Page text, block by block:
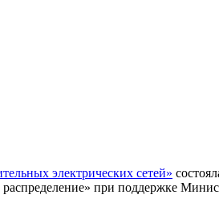
электрических сетей»
при поддержке